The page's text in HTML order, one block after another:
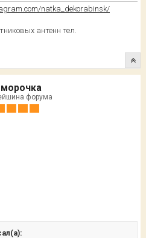
natka_dekorabinsk/
антенн тел.
форума